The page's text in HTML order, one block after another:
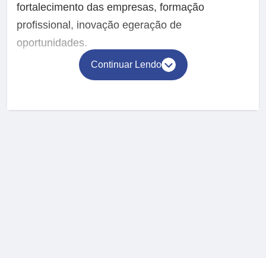
fortalecimento das empresas, formação
profissional, inovação egeração de
oportunidades.
Continuar Lendo